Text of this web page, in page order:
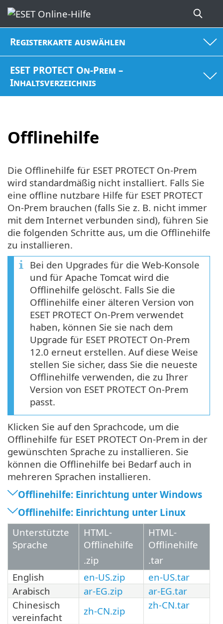
Registerkarte auswählen
ESET PROTECT On-Prem –
Inhaltsverzeichnis
Offlinehilfe
Die Offlinehilfe für ESET PROTECT On-Prem
wird standardmäßig nicht installiert. Falls Sie
eine offline nutzbare Hilfe für ESET PROTECT
On-Prem brauchen (falls Sie z. B. nicht immer
mit dem Internet verbunden sind), führen Sie
die folgenden Schritte aus, um die Offlinehilfe
zu installieren.
Bei den Upgrades für die Web-Konsole
und für Apache Tomcat wird die
Offlinehilfe gelöscht. Falls Sie die
Offlinehilfe einer älteren Version von
ESET PROTECT On-Prem verwendet
haben, können Sie sie nach dem
Upgrade für ESET PROTECT On-Prem
12.0 erneut erstellen. Auf diese Weise
stellen Sie sicher, dass Sie die neueste
Offlinehilfe verwenden, die zu Ihrer
Version von ESET PROTECT On-Prem
passt.
Klicken Sie auf den Sprachcode, um die
Offlinehilfe für ESET PROTECT On-Prem in der
gewünschten Sprache zu installieren. Sie
können die Offlinehilfe bei Bedarf auch in
mehreren Sprachen installieren.
Offlinehilfe: Einrichtung unter Windows
Offlinehilfe: Einrichtung unter Linux
Unterstützte
Sprache
HTML-
Offlinehilfe
.zip
HTML-
Offlinehilfe
.tar
English
en-US.zip
en-US.tar
Arabisch
ar-EG.zip
ar-EG.tar
Chinesisch
vereinfacht
zh-CN.zip zh-CN.tar